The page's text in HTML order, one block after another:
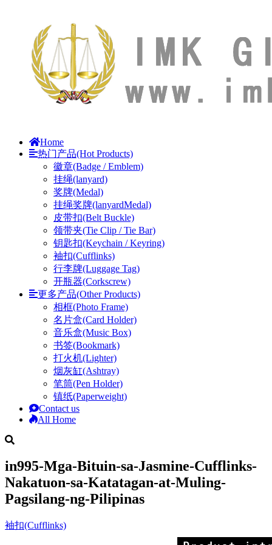
Home
热门产品(Hot Products)
徽章(Badge / Emblem)
挂绳(lanyard)
奖牌(Medal)
挂绳奖牌(lanyardMedal)
皮带扣(Belt Buckle)
领带夹(Tie Clip / Tie Bar)
钥匙扣(Keychain / Keyring)
袖扣(Cufflinks)
行李牌(Luggage Tag)
开瓶器(Corkscrew)
更多产品(Other Products)
相框(Photo Frame)
名片盒(Card Holder)
音乐盒(Music Box)
书签(Bookmark)
打火机(Lighter)
烟灰缸(Ashtray)
笔筒(Pen Holder)
镇纸(Paperweight)
Contact us
All Home
in995-Mga-Bituin-sa-Jasmine-Cufflinks-
Nakatuon-sa-Katatagan-at-Muling-
Pagsilang-ng-Pilipinas
袖扣(Cufflinks)